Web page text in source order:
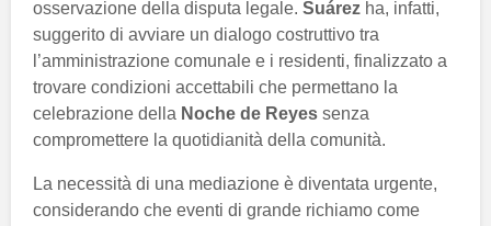
osservazione della disputa legale. Suárez ha, infatti,
suggerito di avviare un dialogo costruttivo tra
l’amministrazione comunale e i residenti, finalizzato a
trovare condizioni accettabili che permettano la
celebrazione della Noche de Reyes senza
compromettere la quotidianità della comunità.
La necessità di una mediazione è diventata urgente,
considerando che eventi di grande richiamo come